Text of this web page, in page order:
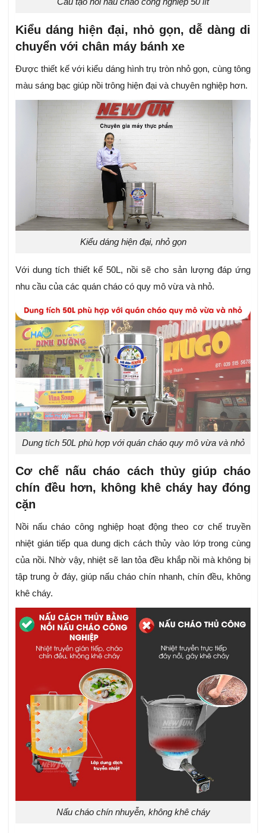
Kiểu dáng hiện đại, nhỏ gọn, dễ dàng di
chuyển với chân máy bánh xe
Được thiết kế với kiểu dáng hình trụ tròn nhỏ gọn, cùng tông
màu sáng bạc giúp nồi trông hiện đại và chuyên nghiệp hơn.
Kiểu dáng hiện đại, nhỏ gọn
Với dung tích thiết kế 50L, nồi sẽ cho sản lượng đáp ứng
nhu cầu của các quán cháo có quy mô vừa và nhỏ.
Dung tích 50L phù hợp với quán cháo quy mô vừa và nhỏ
Cơ chế nấu cháo cách thủy giúp cháo
chín đều hơn, không khê cháy hay đóng
cặn
Nồi nấu cháo công nghiệp hoạt động theo cơ chế truyền
nhiệt gián tiếp qua dung dịch cách thủy vào lớp trong cùng
của nồi. Nhờ vậy, nhiệt sẽ lan tỏa đều khắp nồi mà không bị
tập trung ở đáy, giúp nấu cháo chín nhanh, chín đều, không
khê cháy.
Nấu cháo chín nhuyễn, không khê cháy